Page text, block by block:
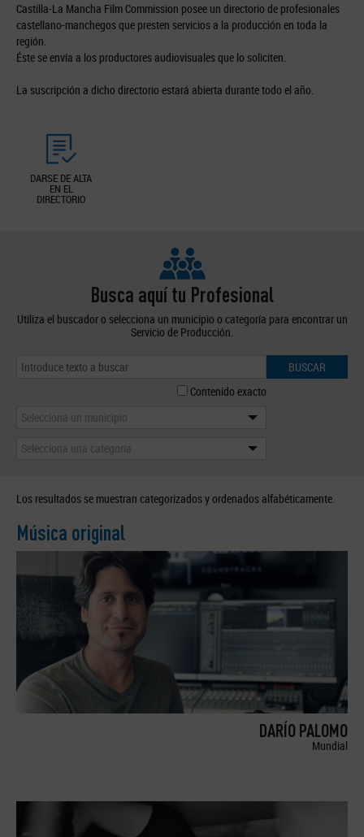
Castilla-La Mancha Film Commission posee un directorio de profesionales
castellano-manchegos que presten servicios a la producción en toda la
región.
Éste se envía a los productores audiovisuales que lo soliciten.
La suscripción a dicho directorio estará abierta durante todo el año.
DARSE DE ALTA
EN EL
DIRECTORIO
Busca aquí tu Profesional
Utiliza el buscador o selecciona un municipio o categoría para encontrar un
Servicio de Producción.
BUSCAR
Contenido exacto
Selecciona un municipio
Selecciona una categoría
Los resultados se muestran categorizados y ordenados alfabéticamente.
Música original
DARÍO PALOMO
Mundial